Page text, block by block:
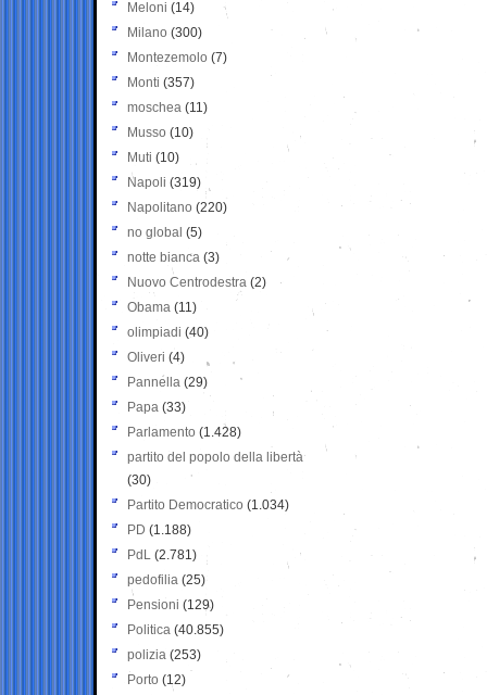
Meloni (14)
Milano (300)
Montezemolo (7)
Monti (357)
moschea (11)
Musso (10)
Muti (10)
Napoli (319)
Napolitano (220)
no global (5)
notte bianca (3)
Nuovo Centrodestra (2)
Obama (11)
olimpiadi (40)
Oliveri (4)
Pannella (29)
Papa (33)
Parlamento (1.428)
partito del popolo della libertà
(30)
Partito Democratico (1.034)
PD (1.188)
PdL (2.781)
pedofilia (25)
Pensioni (129)
Politica (40.855)
polizia (253)
Porto (12)